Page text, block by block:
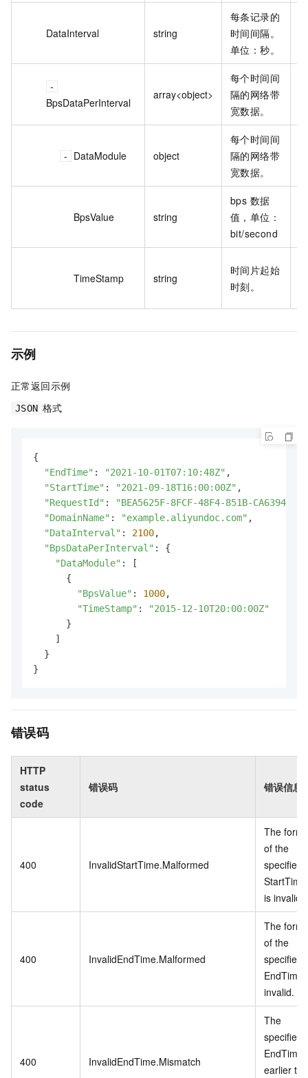
DataInterval string
每条记录的
时间间隔。
单位：秒。
BpsDataPerInterval
array<object>
每个时间间
隔的网络带
宽数据。
DataModule object
每个时间间
隔的网络带
宽数据。
BpsValue string
bps 数据
值，单位：
bit/second
TimeStamp string
时间片起始
时刻。
示例
正常返回示例
JSON 格式
{
"EndTime" : "2021-10-01T07:10:48Z" ,
"StartTime" : "2021-09-18T16:00:00Z" ,
"RequestId" :
"BEA5625F-8FCF-48F4-851B-
"DomainName" : "example.aliyundoc.com" ,
"DataInterval" : 2100,
"BpsDataPerInterval" : {
"DataModule" : [
      {
"BpsValue" : 1000,
"TimeStamp" :
"2015-12-10T20:00:00Z"
      }
    ]
  }
}
错误码
HTTP
status
code
错误码 错误信息
400 InvalidStartTime.Malformed
The
of the
specified
StartTime
is invalid.
400 InvalidEndTime.Malformed
The
of the
specified
EndTime
invalid.
400 InvalidEndTime.Mismatch
The
specified
EndTime
earlier